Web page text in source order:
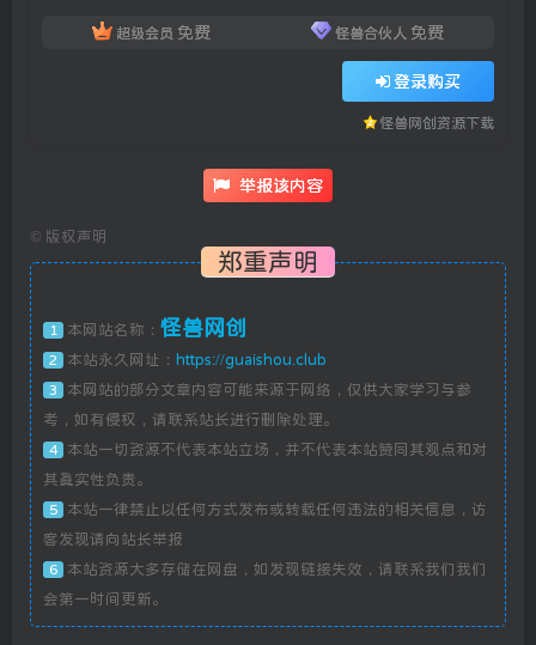
超级会员 免费 怪兽合伙人 免费
登录购买
怪兽网创资源下载
举报该内容
© 版权声明
郑重声明
1 本网站名称： 怪兽网创
2 本站永久网址： https://guaishou.club
3
本网站的部分文章内容可能来源于网络，仅供大家学习与参
考，如有侵权，请联系站长进行删除处理。
4
本站一切资源不代表本站立场，并不代表本站赞同其观点和对
其真实性负责。
5
本站一律禁止以任何方式发布或转载任何违法的相关信息，访
客发现请向站长举报
6
本站资源大多存储在网盘，如发现链接失效，请联系我们我们
会第一时间更新。